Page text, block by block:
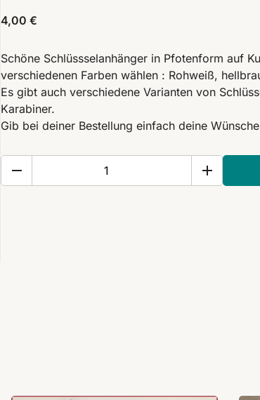
4,00 €
Schöne Schlüssselanhänger in Pfotenform auf
verschiedenen Farben wählen : Rohweiß,
Es gibt auch verschiedene Varianten von
Karabiner.
Gib bei deiner Bestellung einfach deine